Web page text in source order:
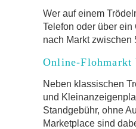
Wer auf einem
Telefon oder über
nach Markt zwischen
Online-Flohmarkt
Neben klassischen
und
Standgebühr, ohne
Marketplace sind